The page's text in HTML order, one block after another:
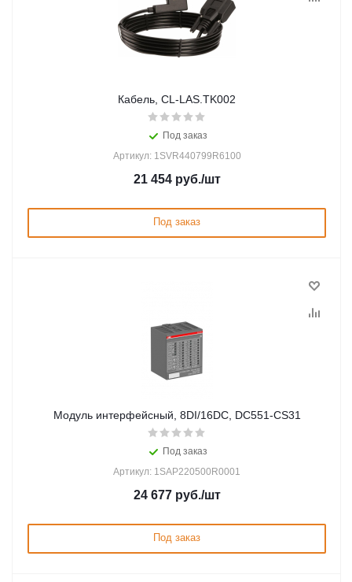
Кабель, CL-LAS.TK002
Под заказ
Артикул: 1SVR440799R6100
21 454руб./шт
Под заказ
Модуль интерфейсный, 8DI/16DC, DC551-CS31
Под заказ
Артикул: 1SAP220500R0001
24 677руб./шт
Под заказ